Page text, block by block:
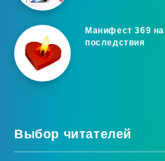
Манифест 369
последствия
Выбор читателей